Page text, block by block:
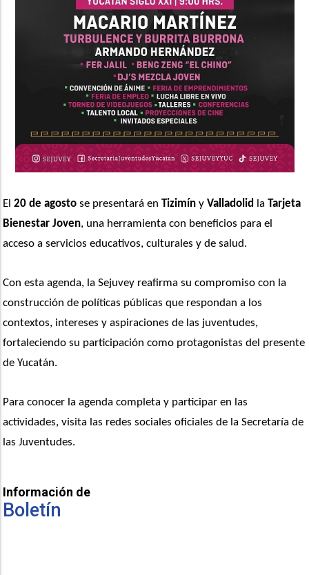
El 20 de agosto se presentará en Tizimín y Valladolid la Tarjeta
Bienestar Joven, una herramienta con beneficios para el
acceso a servicios educativos, culturales y de salud.
Con esta agenda, la Sejuvey reafirma su compromiso con la
construcción de políticas públicas que respondan a los
contextos, intereses y aspiraciones de las juventudes,
fortaleciendo su participación como protagonistas del presente
de Yucatán.
Para conocer la agenda completa y participar en las
actividades, visita las redes sociales oficiales de la Secretaría de
las Juventudes.
Información de
Boletín